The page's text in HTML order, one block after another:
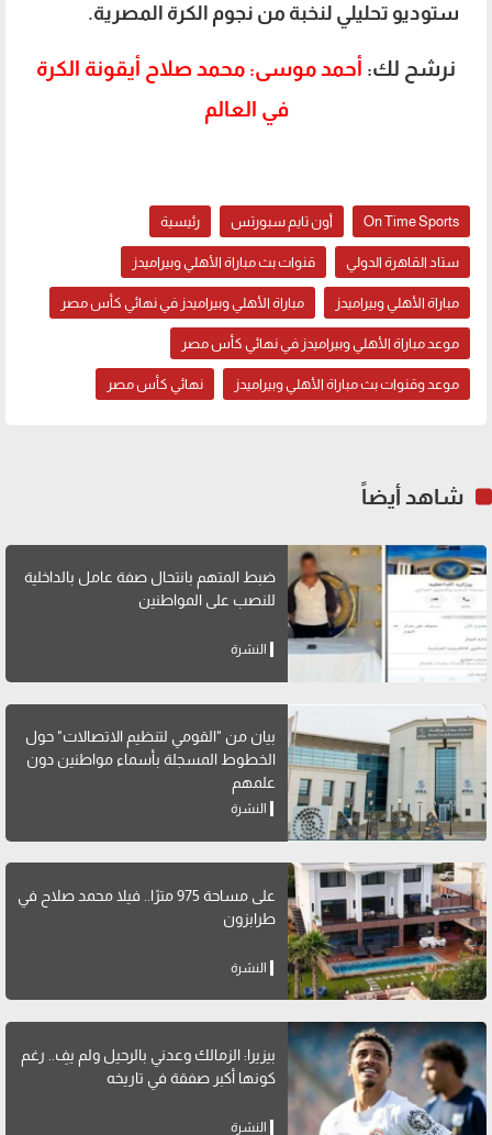
ستوديو تحليلي لنخبة من نجوم الكرة المصرية.
نرشح لك: أحمد موسى: محمد صلاح أيقونة الكرة
في العالم
On Time Sports أون تايم سبورتس رئيسية
ستاد القاهرة الدولي قنوات بث مباراة الأهلي وبيراميدز
مباراة الأهلي وبيراميدز مباراة الأهلي وبيراميدز في نهائي كأس مصر
موعد مباراة الأهلي وبيراميدز في نهائي كأس مصر
موعد وقنوات بث مباراة الأهلي وبيراميدز نهائي كأس مصر
شاهد أيضاً
ضبط المتهم بانتحال صفة عامل بالداخلية
للنصب على المواطنين
النشرة
بيان من "القومي لتنظيم الاتصالات" حول
الخطوط المسجلة بأسماء مواطنين دون
علمهم
النشرة
على مساحة 975 مترًا.. فيلا محمد صلاح في
طرابزون
النشرة
بيزيرا: الزمالك وعدني بالرحيل ولم يفِ.. رغم
كونها أكبر صفقة في تاريخه
النشرة